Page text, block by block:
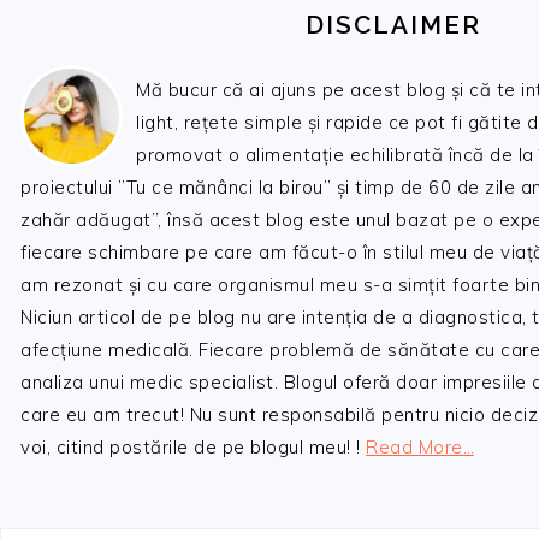
DISCLAIMER
Mă bucur că ai ajuns pe acest blog și că te
light, rețete simple și rapide ce pot fi gătite
promovat o alimentație echilibrată încă de
proiectului ”Tu ce mănânci la birou” și timp de 60 de zile
zahăr adăugat”, însă acest blog este unul bazat pe o
fiecare schimbare pe care am făcut-o în stilul meu de
am rezonat și cu care organismul meu s-a simțit foarte
Niciun articol de pe blog nu are intenția de a diagnostica,
afecțiune medicală. Fiecare problemă de sănătate cu
analiza unui medic specialist. Blogul oferă doar impresiile
care eu am trecut! Nu sunt responsabilă pentru nicio
voi, citind postările de pe blogul meu! ! Read More…